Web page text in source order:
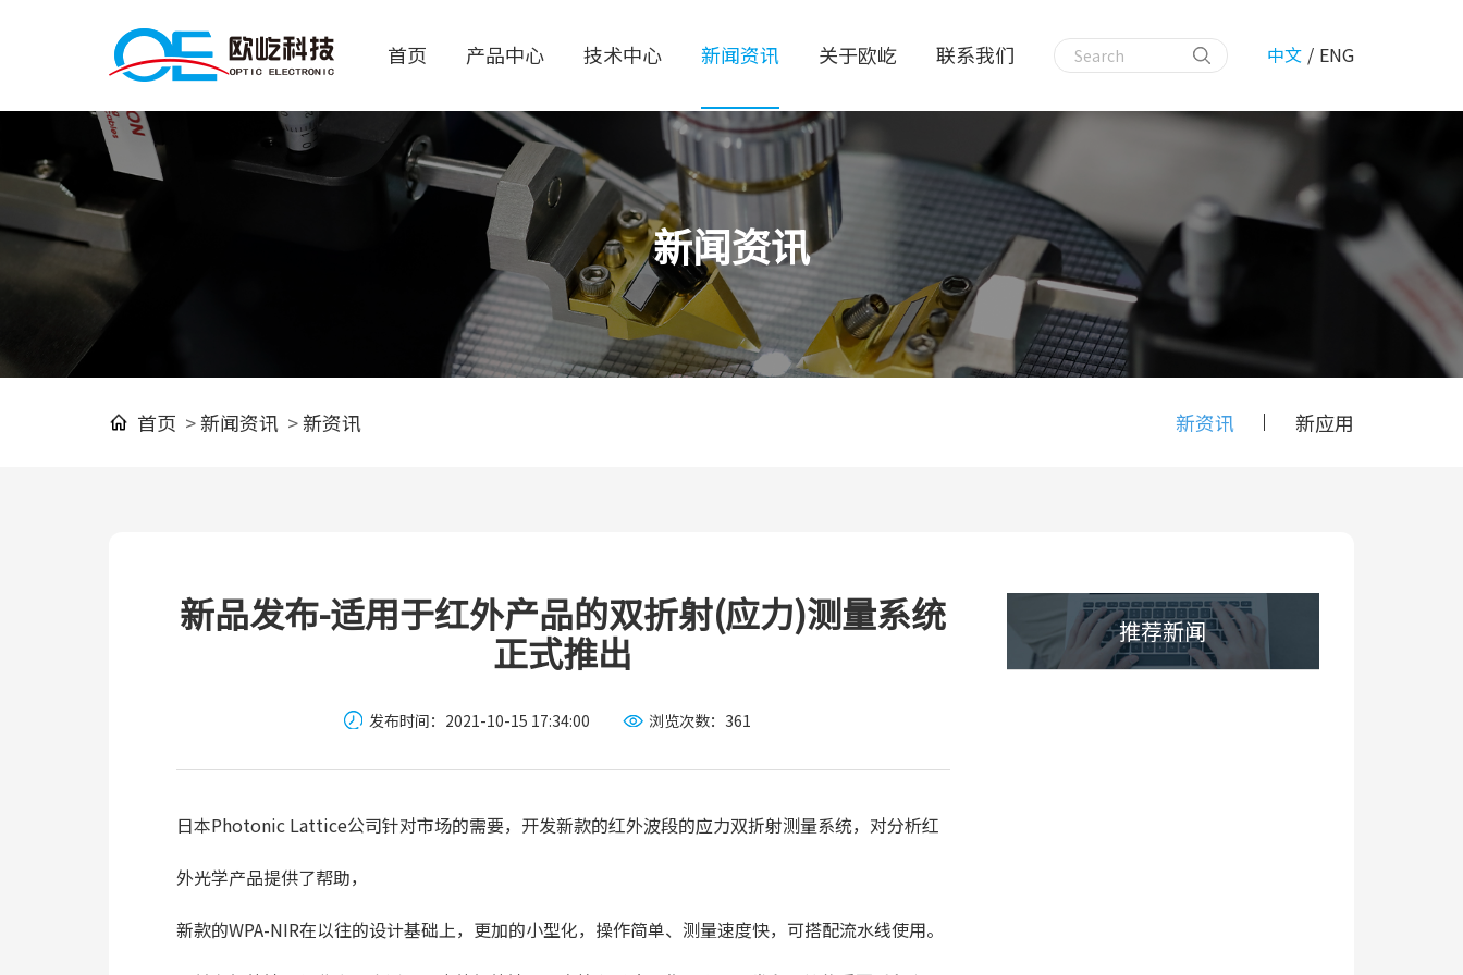
首页 产品中心 技术中心 新闻资讯 关于欧屹 联系我们 中文 / ENG
新闻资讯
首页 >新闻资讯 >新资讯 新资讯 新应用
新品发布-适用于红外产品的双折射(应力)测量系统
正式推出
发布时间：2021-10-15 17:34:00 浏览次数： 361
日本Photonic Lattice公司针对市场的需要，开发新款的红外波段的应力双折射测量系统，对分析红
外光学产品提供了帮助，
新款的WPA-NIR在以往的设计基础上，更加的小型化，操作简单、测量速度快，可搭配流水线使用。
推荐新闻